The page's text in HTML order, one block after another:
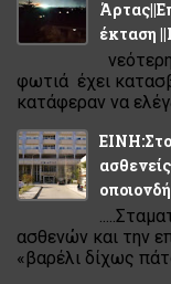
έκταση
φωτιά έχει
κατάφεραν να
ασθενών και την
«βαρέλι δίχως